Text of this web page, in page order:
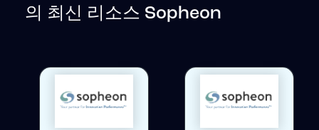
의 최신 리소스 Sopheon